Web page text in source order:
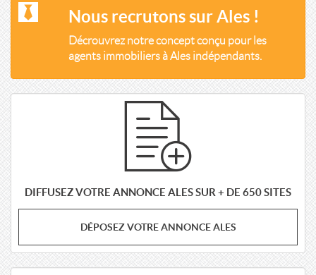
Nous recrutons sur Ales !
Décrouvrez notre concept conçu pour les
agents immobiliers à Ales indépendants.
DIFFUSEZ VOTRE ANNONCE ALES SUR + DE 650 SITES
DÉPOSEZ VOTRE ANNONCE ALES